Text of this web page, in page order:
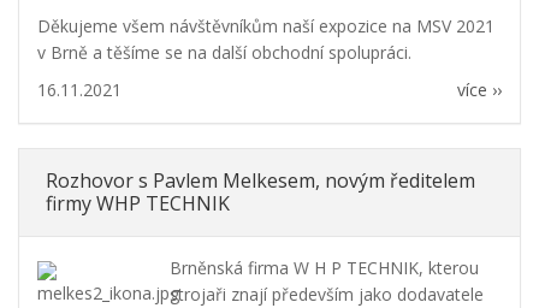
Děkujeme všem návštěvníkům naší expozice na MSV 2021
v Brně a těšíme se na další obchodní spolupráci.
více ››
16.11.2021
Rozhovor s Pavlem Melkesem, novým ředitelem
firmy WHP TECHNIK
Brněnská firma W H P TECHNIK, kterou
strojaři znají především jako dodavatele